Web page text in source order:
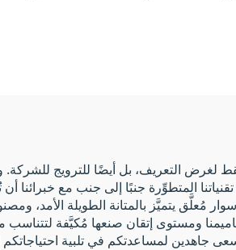
لغرض التعريف، بل أيضًا للترويج
المتطوِّرة جنبًا إلى جنب مع خبرائنا
يتميَّز بالمتانة الطويلة الأمد،
ومستوى إتقان صنعها مُكيَّفة لتتناسب